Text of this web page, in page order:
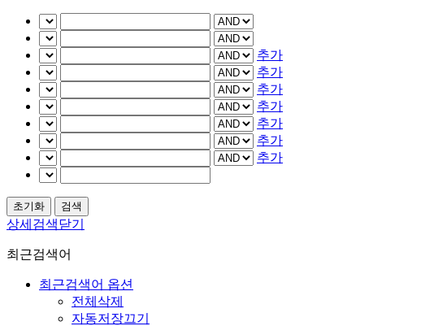
추가
추가
추가
추가
추가
추가
추가
상세검색닫기
최근검색어
최근검색어 옵션
전체삭제
자동저장끄기